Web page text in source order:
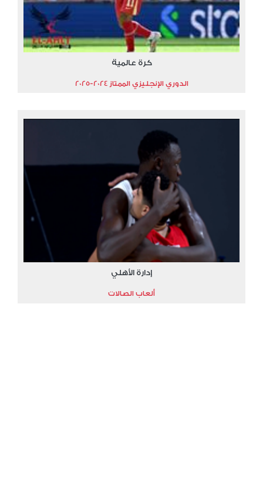
كرة عالمية
الدوري الإنجليزي الممتاز 2024-2025
إدارة الأهلي
ألعاب الصالات